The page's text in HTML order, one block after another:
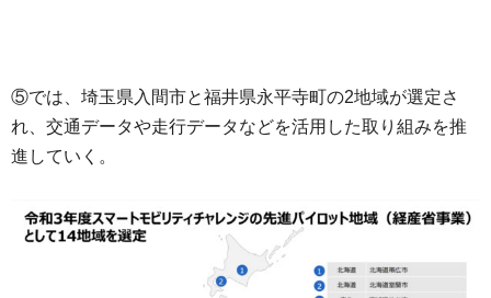
⑤では、埼玉県入間市と福井県永平寺町の2地域が選定さ
れ、交通データや走行データなどを活用した取り組みを推
進していく。